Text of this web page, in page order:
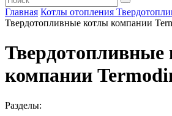
Главная Котлы отопления
Твердотопливные котлы компании
Твердотопливные
компании
Разделы: